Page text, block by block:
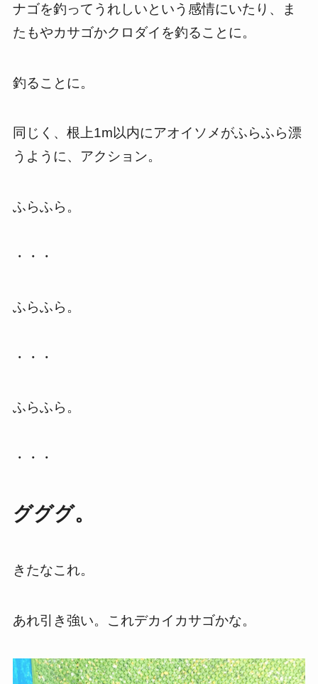
ナゴを釣ってうれしいという感情にいたり、ま
たもやカサゴかクロダイを釣ることに。
釣ることに。
同じく、根上1m以内にアオイソメがふらふら漂
うように、アクション。
ふらふら。
・・・
ふらふら。
・・・
ふらふら。
・・・
グググ。
きたなこれ。
あれ引き強い。これデカイカサゴかな。